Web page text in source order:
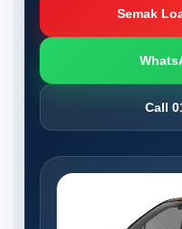
Semak
Call